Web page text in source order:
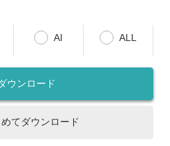
AI ALL
ウンロード
めてダウンロード